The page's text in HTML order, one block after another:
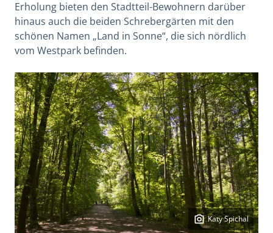
Erholung bieten den Stadtteil-Bewohnern darüber
hinaus auch die beiden Schrebergärten mit den
schönen Namen „Land in Sonne“, die sich nördlich
vom Westpark befinden.
Katy Spichal